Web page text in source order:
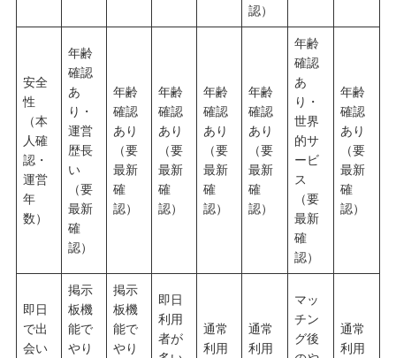
認）
安全
性
（本
人確
認・
運営
年
数）
年齢
確認
あ
り・
運営
歴長
い
（要
最新
確
認）
年齢
確認
あり
（要
最新
確
認）
年齢
確認
あり
（要
最新
確
認）
年齢
確認
あり
（要
最新
確
認）
年齢
確認
あり
（要
最新
確
認）
年齢
確認
あ
り・
世界
的サ
ービ
ス
（要
最新
確
認）
年齢
確認
あり
（要
最新
確
認）
即日
で出
会い
掲示
板機
能で
やり
掲示
板機
能で
やり
即日
利用
者が
通常
利用
通常
利用
マッ
チン
グ後
通常
利用